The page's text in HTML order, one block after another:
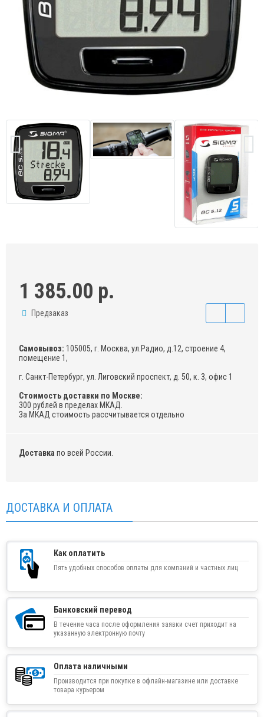
1 385.00 р.
Предзаказ
Самовывоз: 105005, г. Москва, ул.Радио, д.12, строение 4,
помещение 1,
г. Санкт-Петербург, ул. Лиговский проспект, д. 50, к. 3, офис 1
Стоимость доставки по Москве:
300 рублей в пределах МКАД.
За МКАД стоимость рассчитывается отдельно
Доставка по всей России.
ДОСТАВКА И ОПЛАТА
Как оплатить
Пять удобных способов оплаты для компаний и частных лиц
Банковский перевод
В течение часа после оформления заявки счет приходит на
указанную электронную почту
Оплата наличными
Производится при покупке в офлайн-магазине или доставке
товара курьером